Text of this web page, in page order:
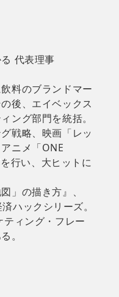
代表理事
料のブランドマー
後、エイベックス
ング部門を統括。
戦略、映画「レッ
ニメ「ONE
行い、大ヒットに
」の描き方』、
ハックシリーズ。
ィング・フレー
。